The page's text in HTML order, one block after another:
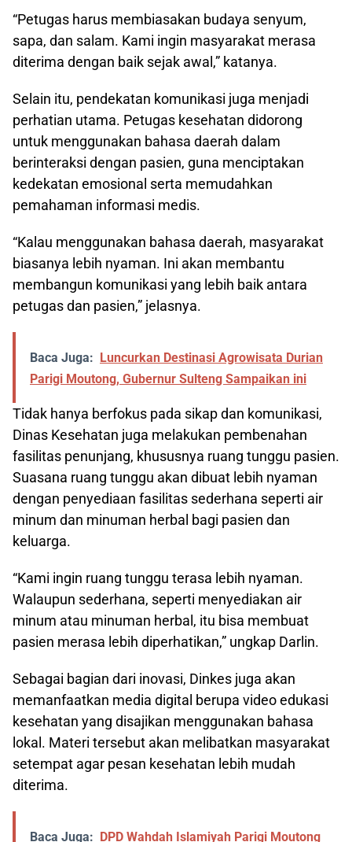
“Petugas harus membiasakan budaya senyum,
sapa, dan salam. Kami ingin masyarakat merasa
diterima dengan baik sejak awal,” katanya.
Selain itu, pendekatan komunikasi juga menjadi
perhatian utama. Petugas kesehatan didorong
untuk menggunakan bahasa daerah dalam
berinteraksi dengan pasien, guna menciptakan
kedekatan emosional serta memudahkan
pemahaman informasi medis.
“Kalau menggunakan bahasa daerah, masyarakat
biasanya lebih nyaman. Ini akan membantu
membangun komunikasi yang lebih baik antara
petugas dan pasien,” jelasnya.
Baca Juga: Luncurkan Destinasi Agrowisata Durian
Parigi Moutong, Gubernur Sulteng Sampaikan ini
Tidak hanya berfokus pada sikap dan komunikasi,
Dinas Kesehatan juga melakukan pembenahan
fasilitas penunjang, khususnya ruang tunggu pasien.
Suasana ruang tunggu akan dibuat lebih nyaman
dengan penyediaan fasilitas sederhana seperti air
minum dan minuman herbal bagi pasien dan
keluarga.
“Kami ingin ruang tunggu terasa lebih nyaman.
Walaupun sederhana, seperti menyediakan air
minum atau minuman herbal, itu bisa membuat
pasien merasa lebih diperhatikan,” ungkap Darlin.
Sebagai bagian dari inovasi, Dinkes juga akan
memanfaatkan media digital berupa video edukasi
kesehatan yang disajikan menggunakan bahasa
lokal. Materi tersebut akan melibatkan masyarakat
setempat agar pesan kesehatan lebih mudah
diterima.
Baca Juga: DPD Wahdah Islamiyah Parigi Moutong